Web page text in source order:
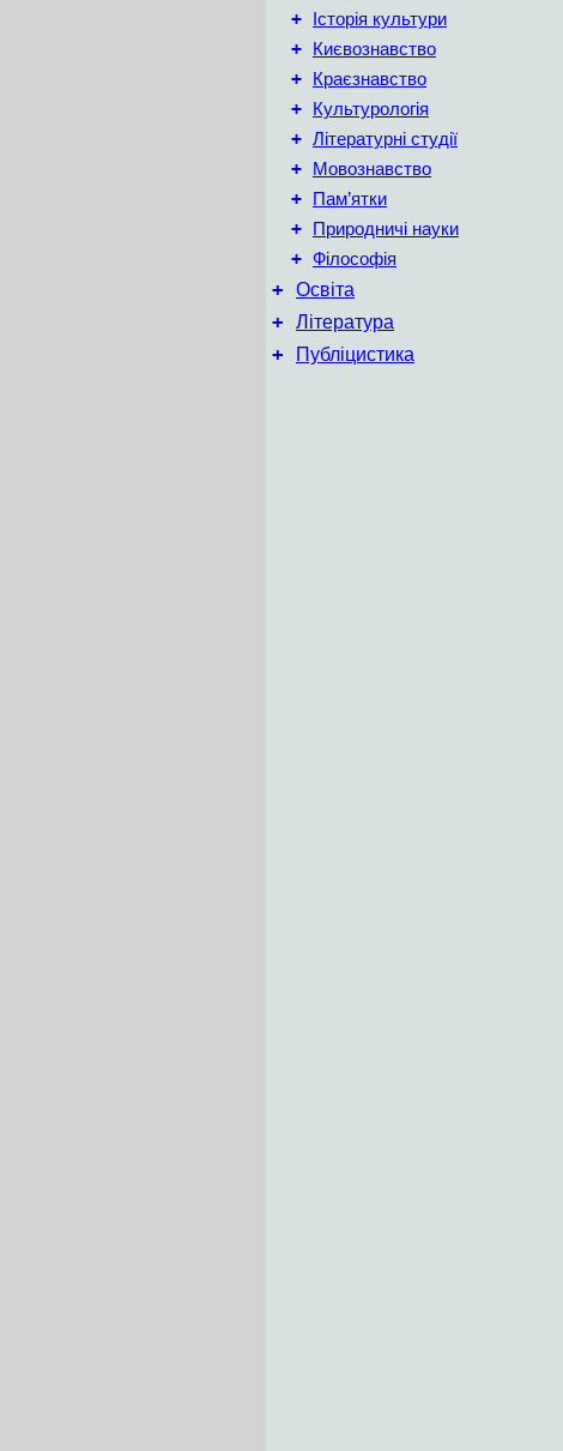
+ Історія культури
+ Києвознавство
+ Краєзнавство
+ Культурологія
+ Літературні студії
+ Мовознавство
+ Пам’ятки
+ Природничі науки
+ Філософія
+ Освіта
+ Література
+ Публіцистика